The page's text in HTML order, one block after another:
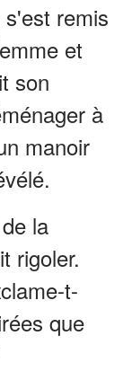
remis
et
son
à
manoir
la
rigoler.
t-
que